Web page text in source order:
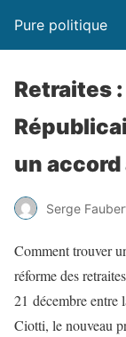
Pure politique
Retraites
un
Serge
Comment trouver
réforme des
21 décembre entre
Ciotti, le nouveau